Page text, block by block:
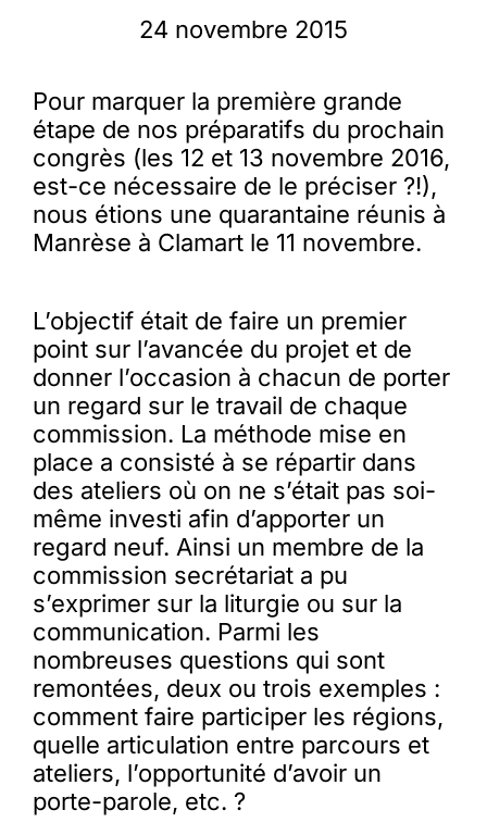
La revue Responsables
24 novembre 2015
Pour marquer la première grande
étape de nos préparatifs du prochain
congrès (les 12 et 13 novembre 2016,
est-ce nécessaire de le préciser ?!),
nous étions une quarantaine réunis à
Manrèse à Clamart le 11 novembre.
L’objectif était de faire un premier
point sur l’avancée du projet et de
donner l’occasion à chacun de porter
un regard sur le travail de chaque
commission. La méthode mise en
place a consisté à se répartir dans
des ateliers où on ne s’était pas soi-
même investi afin d’apporter un
regard neuf. Ainsi un membre de la
commission secrétariat a pu
s’exprimer sur la liturgie ou sur la
communication. Parmi les
nombreuses questions qui sont
remontées, deux ou trois exemples :
comment faire participer les régions,
quelle articulation entre parcours et
ateliers, l’opportunité d’avoir un
porte-parole, etc. ?